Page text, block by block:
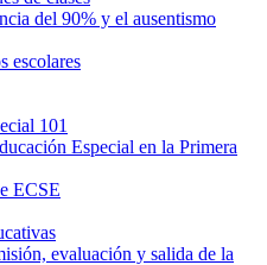
del 90% y el ausentismo
escolares
101
Especial en la Primera
ECSE
evaluación y salida de la